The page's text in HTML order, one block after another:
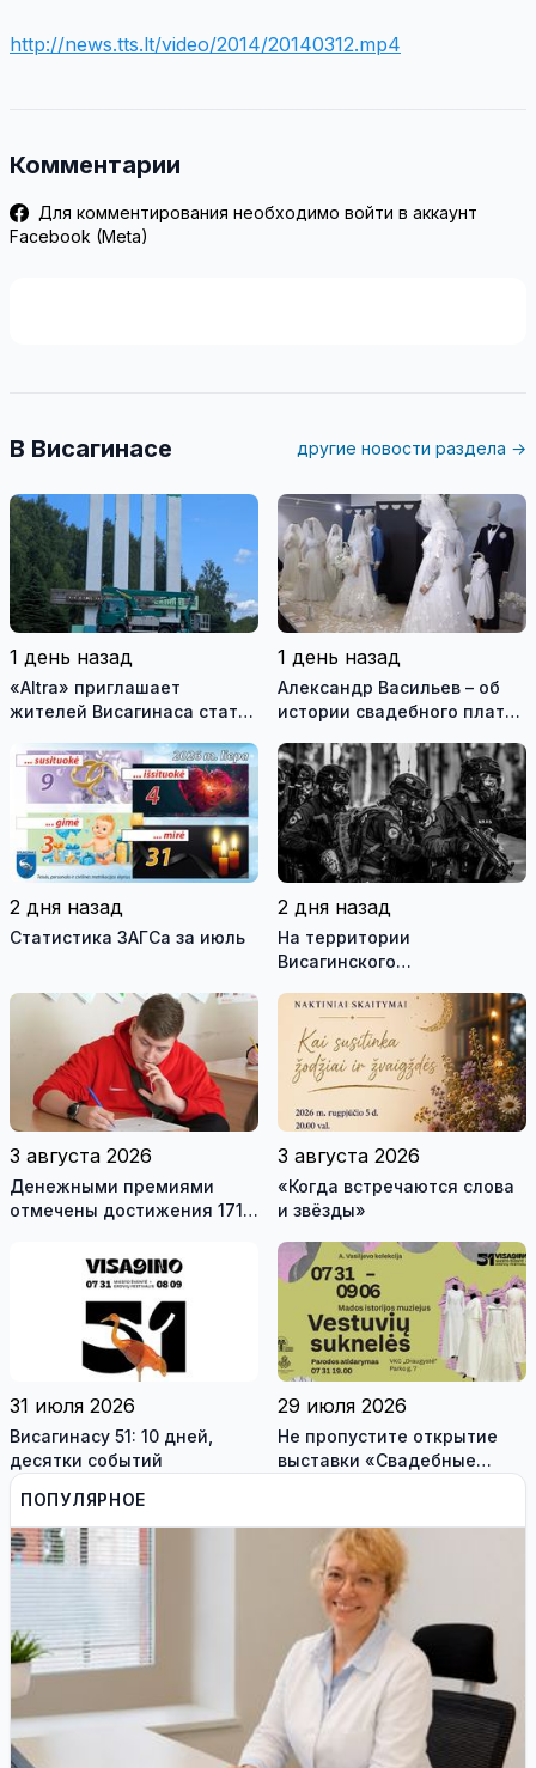
http://news.tts.lt/video/2014/20140312.mp4
Комментарии
Для комментирования необходимо войти в аккаунт
Facebook (Meta)
В Висагинасе другие новости раздела →
1 день назад
«Altra» приглашает
жителей Висагинаса стать
обновлённой стелы
1 день назад
Александр Васильев – об
истории свадебного платья
истории моды (видео)
2 дня назад
Статистика ЗАГСа за июль
2 дня назад
На территории
Висагинского
международные
антитеррористические
учения «Baltic Shadow»
3 августа 2026
Денежными премиями
отмечены достижения 171
трех педагогов
3 августа 2026
«Когда встречаются слова
и звёзды»
31 июля 2026
Висагинасу 51: 10 дней,
десятки событий
29 июля 2026
Не пропустите открытие
выставки «Свадебные
платья» и лекцию историка
Васильева!
ПОПУЛЯРНОЕ